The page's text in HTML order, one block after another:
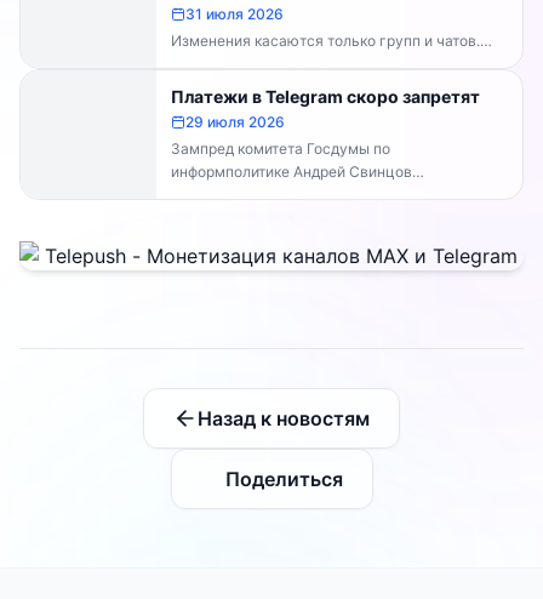
31 июля 2026
Изменения касаются только групп и чатов.
Каналы работают в прежнем режиме —
владельцам каналов делать...
Платежи в Telegram скоро запретят
29 июля 2026
Зампред комитета Госдумы по
информполитике Андрей Свинцов
рекомендовал россиянам временно
Назад к новостям
Поделиться